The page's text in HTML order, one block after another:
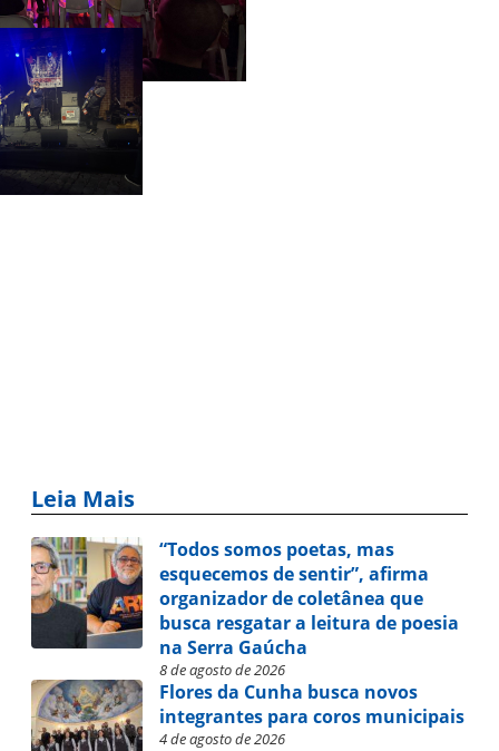
Leia Mais
“Todos somos poetas, mas
esquecemos de sentir”, afirma
organizador de coletânea que
busca resgatar a leitura de poesia
na Serra Gaúcha
8 de agosto de 2026
Flores da Cunha busca novos
integrantes para coros municipais
4 de agosto de 2026